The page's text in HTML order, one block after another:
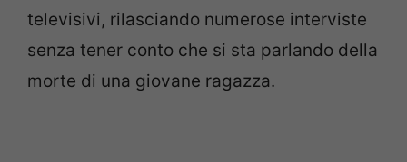
televisivi, rilasciando numerose interviste
senza tener conto che si sta parlando della
morte di una giovane ragazza.